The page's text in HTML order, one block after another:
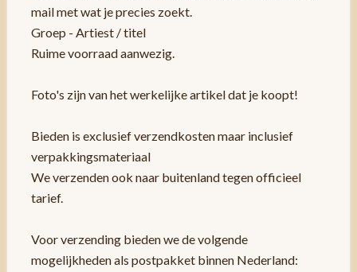
mail met wat je precies zoekt.
Groep - Artiest / titel
Ruime voorraad aanwezig.
Foto's zijn van het werkelijke artikel dat je koopt!
Bieden is exclusief verzendkosten maar inclusief
verpakkingsmateriaal
We verzenden ook naar buitenland tegen officieel
tarief.
Voor verzending bieden we de volgende
mogelijkheden als postpakket binnen Nederland: